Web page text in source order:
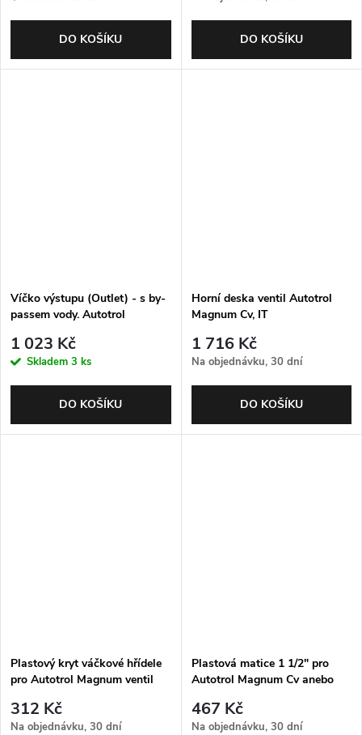
DO KOŠÍKU DO KOŠÍKU
Víčko výstupu (Outlet) - s by-
passem vody. Autotrol
1 023 Kč
Skladem 3 ks
DO KOŠÍKU
Horní deska ventil Autotrol
Magnum Cv, IT
1 716 Kč
Na objednávku, 30 dní
DO KOŠÍKU
Plastový kryt váčkové hřídele
pro Autotrol Magnum ventil
312 Kč
Na objednávku, 30 dní
Plastová matice 1 1/2" pro
Autotrol Magnum Cv anebo
467 Kč
Na objednávku, 30 dní